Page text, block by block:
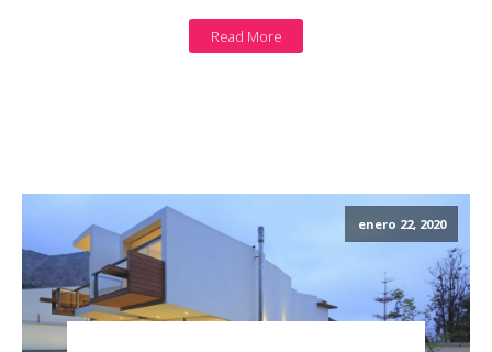
Read More
enero 22, 2020